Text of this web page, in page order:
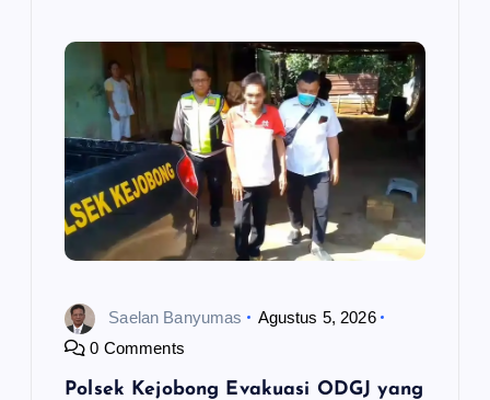
Saelan Banyumas
Agustus 5, 2026
0 Comments
Polsek Kejobong Evakuasi ODGJ yang